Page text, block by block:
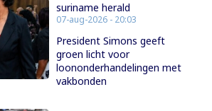
suriname herald
07-aug-2026 - 20:03
President Simons geeft
groen licht voor
loononderhandelingen met
vakbonden